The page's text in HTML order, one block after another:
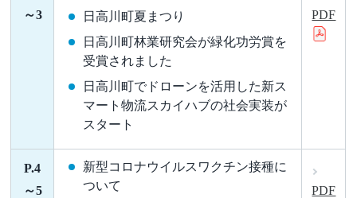
～3
日高川町夏まつり
日高川町林業研究会が緑化功労賞を
受賞されました
日高川町でドローンを活用した新ス
マート物流スカイハブの社会実装が
スタート
PDF
P.4
～5
新型コロナウイルスワクチン接種に
ついて
PDF